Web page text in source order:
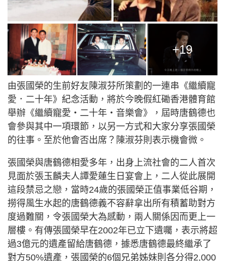
+19
由張國榮的生前好友陳淑芬所策劃的一連串《繼續寵
愛．二十年》紀念活動，將於今晚假紅磡香港體育館
舉辦《繼續寵愛・二十年・音樂會》，屆時唐鶴德也
會參與其中一項環節，以另一方式和大家分享張國榮
的往事。至於他會否出席？陳淑芬則表示機會微。
張國榮與唐鶴德相愛多年，出身上流社會的二人首次
見面於張玉麟夫人譚愛蓮生日宴會上，二人從此展開
這段禁忌之戀，當時24歲的張國榮正值事業低谷期，
撈得風生水起的唐鶴德義不容辭拿出所有積蓄助對方
度過難關，令張國榮大為感動，兩人關係因而更上一
層樓。有傳張國榮早在2002年已立下遺囑，表示將超
過3億元的遺產留給唐鶴德，據悉唐鶴德最終繼承了
對方50%遺產，張國榮的6個兄弟姊妹則各分得2,000